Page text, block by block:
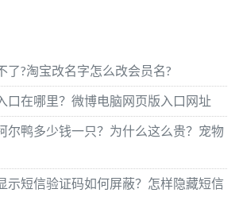
了?淘宝改名字怎么改会员名?
口在哪里？微博电脑网页版入口网址
尔鸭多少钱一只？为什么这么贵？宠物
示短信验证码如何屏蔽？怎样隐藏短信